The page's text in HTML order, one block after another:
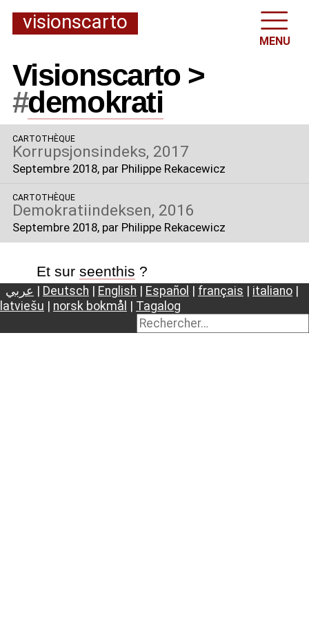
visionscarto
MENU
Visionscarto >
#demokrati
CARTOTHÈQUE
Korrupsjonsindeks, 2017
Septembre 2018, par Philippe Rekacewicz
CARTOTHÈQUE
Demokratiindeksen, 2016
Septembre 2018, par Philippe Rekacewicz
Et sur seenthis ?
عربي | Deutsch | English | Español | français | italiano |
latviešu | norsk bokmål | Tagalog